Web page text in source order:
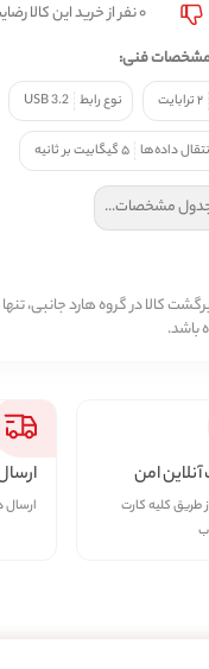
0 نفر از خرید این کالا رضایت داشتند.
مشخصات فنی:
۲ ترابایت نوع رابط USB 3.2
داده‌ها ۵ گیگابیت بر ثانیه
جدول مشخصات...
کالا در گروه هارد جانبی،
باشد.
امن
طریق کلیه کارت
ارسال